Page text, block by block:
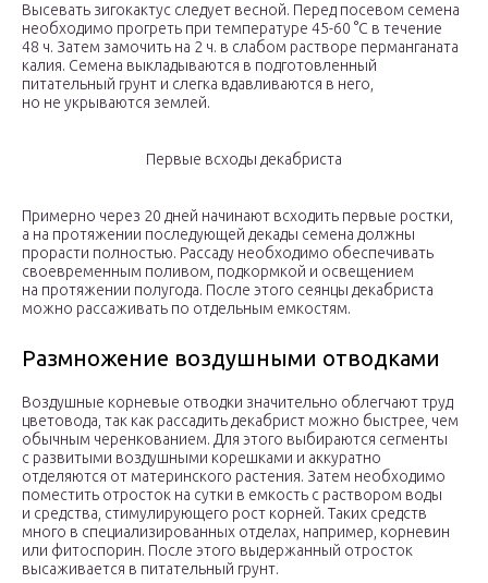
Высевать зигокактус следует весной. Перед посевом семена
необходимо прогреть при температуре 45-60 °С в течение
48 ч. Затем замочить на 2 ч. в слабом растворе перманганата
калия. Семена выкладываются в подготовленный
питательный грунт и слегка вдавливаются в него,
но не укрываются землей.
Первые всходы декабриста
Примерно через 20 дней начинают всходить первые ростки,
а на протяжении последующей декады семена должны
прорасти полностью. Рассаду необходимо обеспечивать
своевременным поливом, подкормкой и освещением
на протяжении полугода. После этого сеянцы декабриста
можно рассаживать по отдельным емкостям.
Размножение воздушными отводками
Воздушные корневые отводки значительно облегчают труд
цветовода, так как рассадить декабрист можно быстрее, чем
обычным черенкованием. Для этого выбираются сегменты
с развитыми воздушными корешками и аккуратно
отделяются от материнского растения. Затем необходимо
поместить отросток на сутки в емкость с раствором воды
и средства, стимулирующего рост корней. Таких средств
много в специализированных отделах, например, корневин
или фитоспорин. После этого выдержанный отросток
высаживается в питательный грунт.